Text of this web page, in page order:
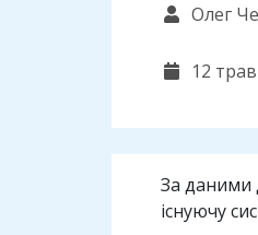
Олег
12
За даними
існуючу